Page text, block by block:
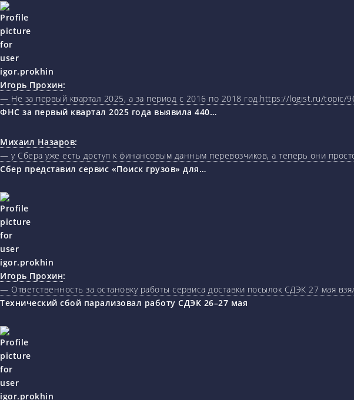
Игорь Прохин:
— Не за первый квартал 2025, а за период с 2016 по 2018 год.https://logist.ru/topic/
ФНС за первый квартал 2025 года выявила 440…
Михаил Назаров:
— у Сбера уже есть доступ к финансовым данным перевозчиков, а теперь они
Сбер представил сервис «Поиск грузов» для…
Игорь Прохин:
— Ответственность за остановку работы сервиса доставки посылок СДЭК 27 мая
Технический сбой парализовал работу СДЭК 26–27 мая